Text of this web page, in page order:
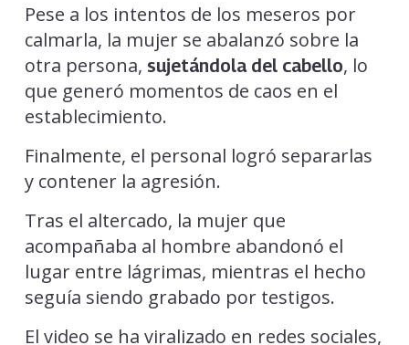
Pese a los intentos de los meseros por
calmarla, la mujer se abalanzó sobre la
otra persona, sujetándola del cabello, lo
que generó momentos de caos en el
establecimiento.
Finalmente, el personal logró separarlas
y contener la agresión.
Tras el altercado, la mujer que
acompañaba al hombre abandonó el
lugar entre lágrimas, mientras el hecho
seguía siendo grabado por testigos.
El video se ha viralizado en redes sociales,